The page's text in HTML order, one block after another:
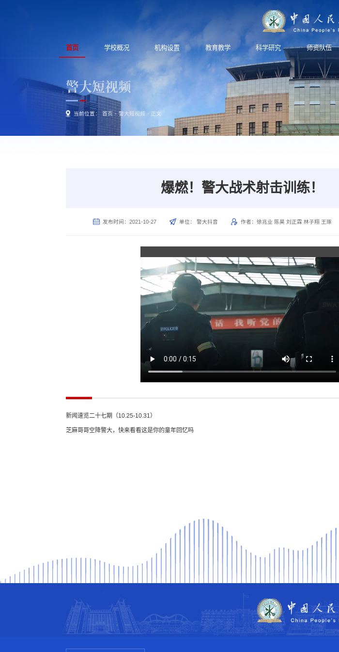
首页 学校概况 机构设置 教育教学 科学研究 师资队伍
警大短视频
当前位置： 首页 - 警大短视频 - 正文
爆燃！警大战术射击训练！
发布时间：2021-10-27 单位： 警大抖音 作者：徐兆业 陈昊 刘正霖 林子翔 王琢
新闻速览二十七期（10.25-10.31）
芝麻哥哥空降警大，快来看看这是你的童年回忆吗